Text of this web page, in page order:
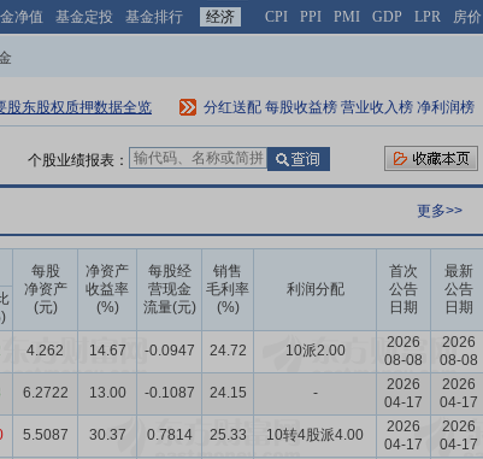
净值 基金定投 基金排行 经济 CPI PPI PMI GDP LPR 房价
股东股权质押数据全览 分红送配 每股收益榜 营业收入榜 净利润榜
个股业绩报表：
更多>>
每股
净资产
(元)
净资产
收益率
(%)
每股经
营现金
流量(元)
销售
毛利率
(%)
利润分配
首次
公告
日期
最新
公告
日期
4.262 14.67 -0.0947 24.72 10派2.00
2026
08-08
2026
08-08
6.2722 13.00 -0.1087 24.15 -
2026
04-17
2026
04-17
5.5087 30.37 0.7814 25.33 10转4股派4.00
2026
04-17
2026
04-17